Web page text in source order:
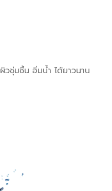
วชุ่มชื้น อิ่มน้ำ ได้ยาวนาน